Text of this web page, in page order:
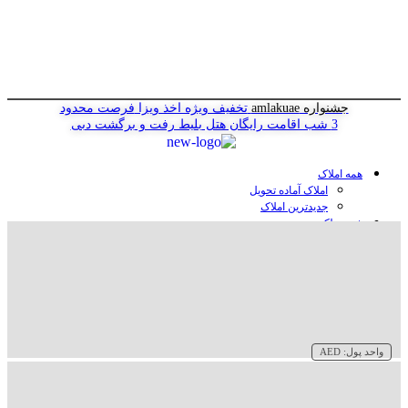
جشنواره amlakuae تخفیف ویژه اخذ ویزا فرصت محدود
3 شب اقامت رایگان هتل
بلیط رفت و برگشت دبی
همه املاک
املاک آماده تحویل
جدیدترین املاک
خرید ملک در دبی
واحد پول: AED